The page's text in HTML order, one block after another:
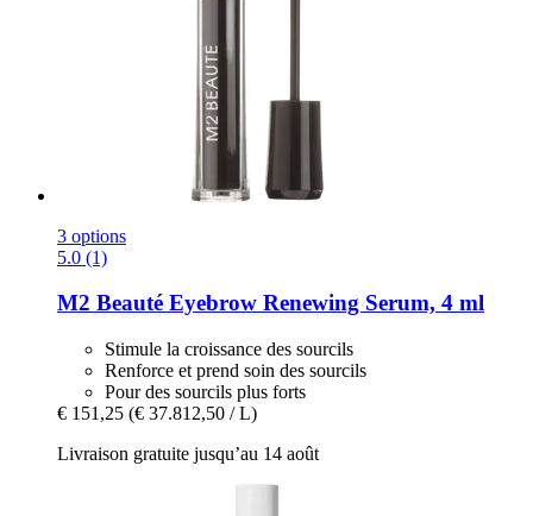
3 options
5.0 (1)
M2 Beauté Eyebrow Renewing Serum, 4 ml
Stimule la croissance des sourcils
Renforce et prend soin des sourcils
Pour des sourcils plus forts
€ 151,25 (€ 37.812,50 / L)
Livraison gratuite jusqu’au 14 août